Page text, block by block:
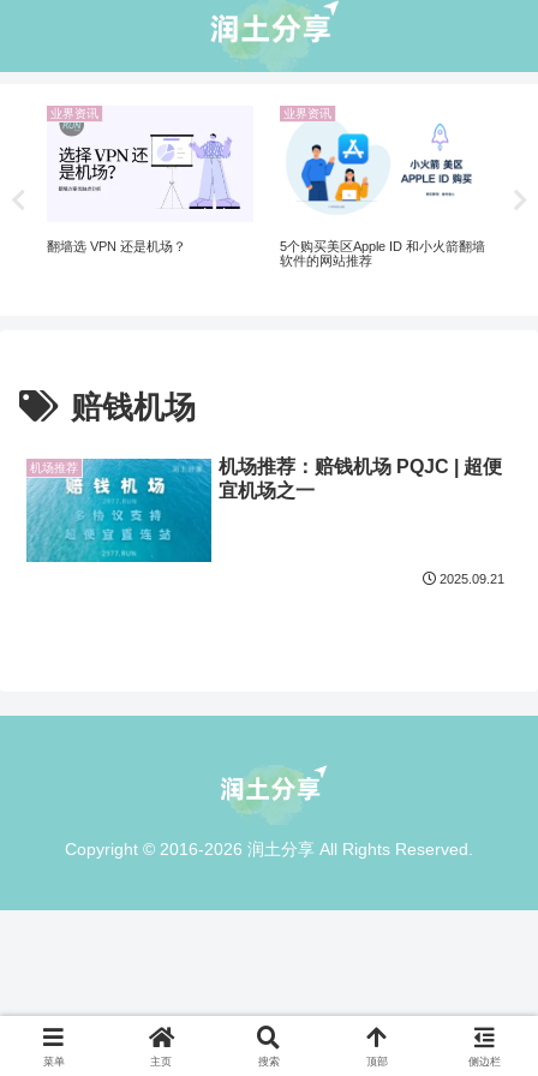
业界资讯
翻墙选 VPN 还是机场？
业界资讯
5个购买美区Apple ID 和小火箭翻墙
软件的网站推荐
赔钱机场
机场推荐
机场推荐：赔钱机场 PQJC | 超便
宜机场之一
2025.09.21
Copyright © 2016-2026 润土分享 All Rights Reserved.
菜单 主页 搜索 顶部 侧边栏